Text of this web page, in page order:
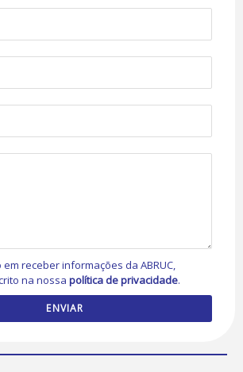
em receber informações da ABRUC,
na nossapolítica de privacidade.